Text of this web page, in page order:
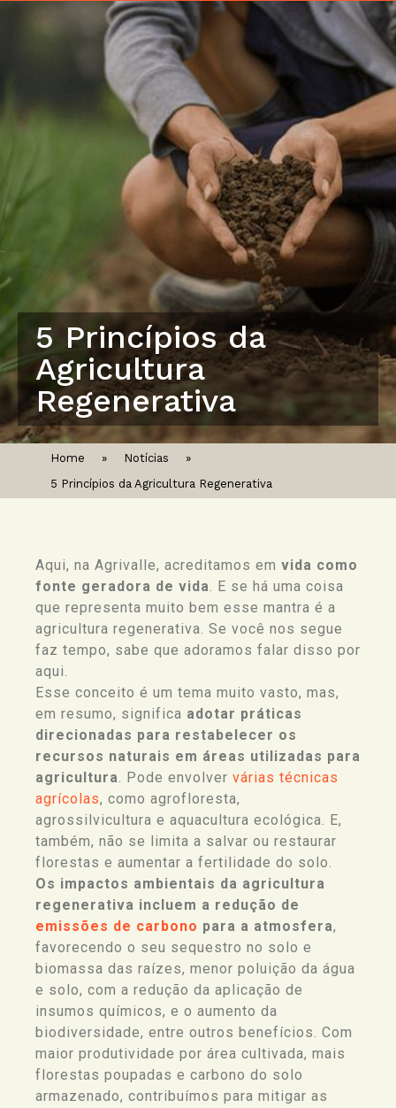
5 Princípios da
Agricultura
Regenerativa
Home » Notícias
»
5 Princípios da Agricultura Regenerativa
Aqui, na Agrivalle, acreditamos em vida como
fonte geradora de vida. E se há uma coisa
que representa muito bem esse mantra é a
agricultura regenerativa. Se você nos segue
faz tempo, sabe que adoramos falar disso por
aqui.
Esse conceito é um tema muito vasto, mas,
em resumo, significa adotar práticas
direcionadas para restabelecer os
recursos naturais em áreas utilizadas para
agricultura. Pode envolver várias técnicas
agrícolas, como agrofloresta,
agrossilvicultura e aquacultura ecológica. E,
também, não se limita a salvar ou restaurar
florestas e aumentar a fertilidade do solo.
Os impactos ambientais da agricultura
regenerativa incluem a redução de
emissões de carbono para a atmosfera,
favorecendo o seu sequestro no solo e
biomassa das raízes, menor poluição da água
e solo, com a redução da aplicação de
insumos químicos, e o aumento da
biodiversidade, entre outros benefícios. Com
maior produtividade por área cultivada, mais
florestas poupadas e carbono do solo
armazenado, contribuímos para mitigar as